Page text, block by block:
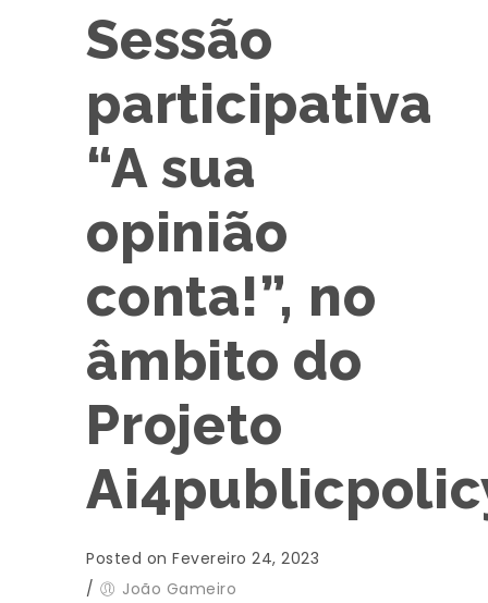
Sessão
participativa
“A sua
opinião
conta!”, no
âmbito do
Projeto
Posted on Fevereiro 24, 2023
/
João Gameiro